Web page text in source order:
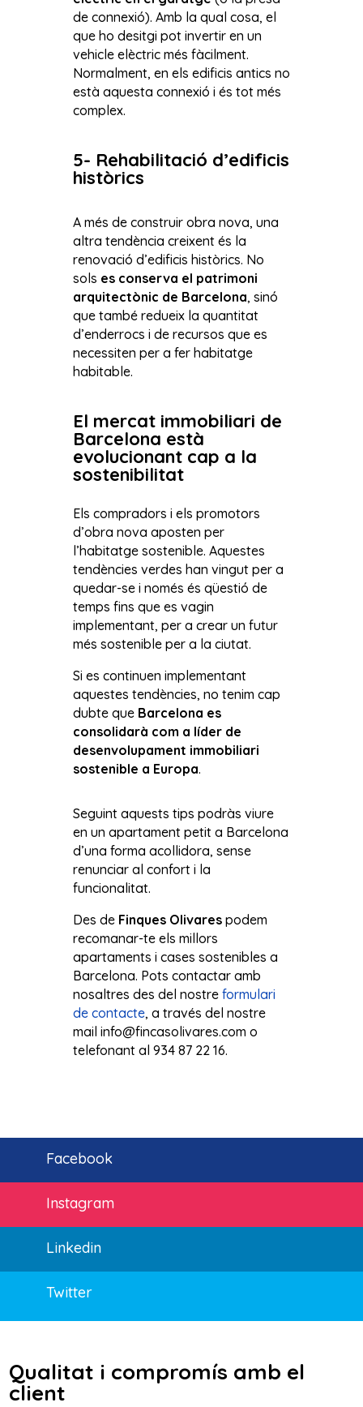
de connexió). Amb la qual cosa, el
que ho desitgi pot invertir en un
vehicle elèctric més fàcilment.
Normalment, en els edificis antics no
està aquesta connexió i és tot més
complex.
5- Rehabilitació d’edificis
històrics
A més de construir obra nova, una
altra tendència creixent és la
renovació d’edificis històrics. No
sols es conserva el patrimoni
arquitectònic de Barcelona, sinó
que també redueix la quantitat
d’enderrocs i de recursos que es
necessiten per a fer habitatge
habitable.
El mercat immobiliari de
Barcelona està
evolucionant cap a la
sostenibilitat
Els compradors i els promotors
d’obra nova aposten per
l’habitatge sostenible. Aquestes
tendències verdes han vingut per a
quedar-se i només és qüestió de
temps fins que es vagin
implementant, per a crear un futur
més sostenible per a la ciutat.
Si es continuen implementant
aquestes tendències, no tenim cap
dubte que Barcelona es
consolidarà com a líder de
desenvolupament immobiliari
sostenible a Europa.
Seguint aquests tips podràs viure
en un apartament petit a Barcelona
d’una forma acollidora, sense
renunciar al confort i la
funcionalitat.
Des de Finques Olivarespodem
recomanar-te els millors
apartaments i cases sostenibles a
Barcelona. Pots contactar amb
nosaltres des del nostre formulari
de contacte, a través del nostre
mail info@fincasolivares.com o
telefonant al 934 87 22 16.
Facebook
Instagram
Linkedin
Twitter
Qualitat i compromís amb el
client